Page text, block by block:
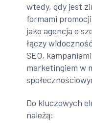
wtedy, gdy jest
formami
jako agencja o
łączy
SEO,
marketingiem w
Do kluczowych
należą: